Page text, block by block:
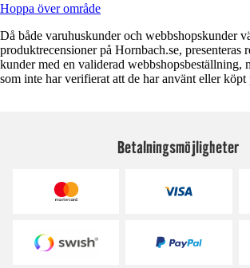
Hoppa över område
Då både varuhuskunder och webbshopskunder
produktrecensioner på Hornbach.se, presenteras
kunder med en validerad webbshopsbeställning,
som inte har verifierat att de har använt eller köpt
Betalningsmöjligheter